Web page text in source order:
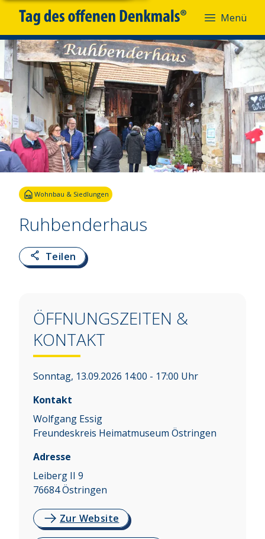
Menü
Wohnbau & Siedlungen
Ruhbenderhaus
Teilen
ÖFFNUNGSZEITEN &
KONTAKT
Sonntag, 13.09.2026 14:00 - 17:00 Uhr
Kontakt
Wolfgang Essig
Freundeskreis Heimatmuseum Östringen
Adresse
Leiberg II 9
76684Östringen
Zur Website